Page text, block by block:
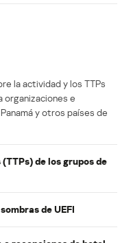
la actividad y los TTPs
organizaciones e
y otros países de
de los grupos de
de UEFI